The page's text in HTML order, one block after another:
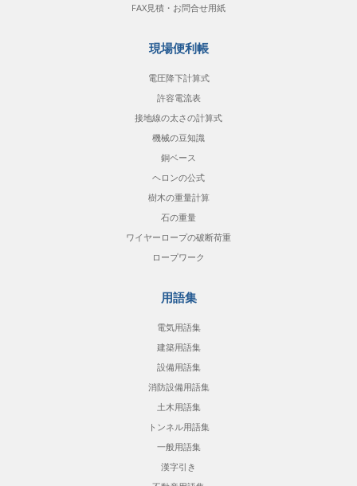
FAX見積・お問合せ用紙
現場便利帳
電圧降下計算式
許容電流表
接地線の太さの計算式
機械の豆知識
銅ベース
ヘロンの公式
樹木の重量計算
石の重量
ワイヤーロープの破断荷重
ロープワーク
用語集
電気用語集
建築用語集
設備用語集
消防設備用語集
土木用語集
トンネル用語集
一般用語集
漢字引き